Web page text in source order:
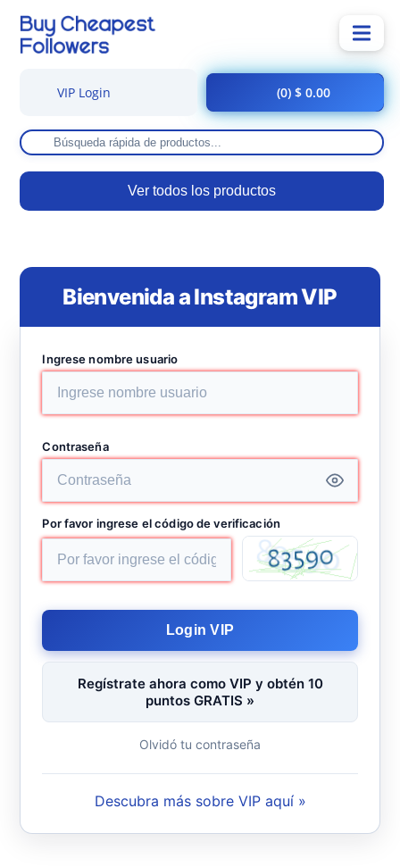
Ver todos los productos
VIP Login (0) $ 0.00
Bienvenida a Instagram VIP
Ingrese nombre usuario
Contraseña
Por favor ingrese el código de verificación
Login VIP
Regístrate ahora como VIP y obtén 10
puntos GRATIS »
Olvidó tu contraseña
Descubra más sobre VIP aquí »